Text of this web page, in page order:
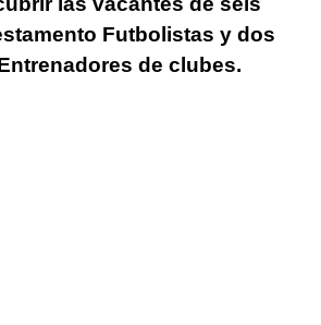
Futbolistas y dos
de clubes.